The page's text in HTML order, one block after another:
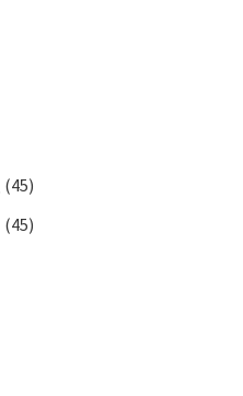
(45)
(45)